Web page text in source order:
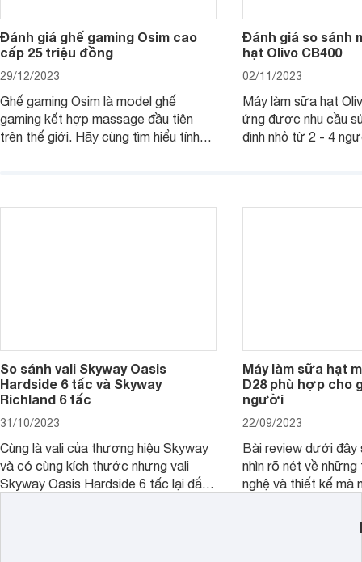
Đánh giá ghế gaming Osim cao
cấp 25 triệu đồng
29/12/2023
Ghế gaming Osim là model ghế
gaming kết hợp massage đầu tiên
trên thế giới. Hãy cùng tìm hiểu tính
Đánh giá so sánh
hạt Olivo CB400
02/11/2023
Máy làm sữa hạt
ứng được nhu cầu
đình nhỏ từ 2 - 4
So sánh vali Skyway Oasis
Hardside 6 tấc và Skyway
Richland 6 tấc
31/10/2023
Cùng là vali của thương hiệu Skyway
và có cùng kích thước nhưng vali
Skyway Oasis Hardside 6 tấc lại đắt
Máy làm sữa hạt
D28 phù hợp cho
người
22/09/2023
Bài review dưới đây
nhìn rõ nét về những
nghệ và thiết kế mà
thể đưa ra quyết